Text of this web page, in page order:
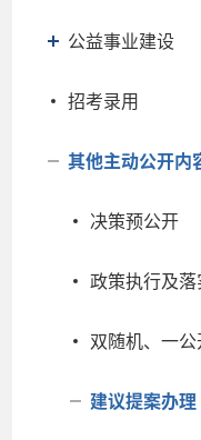
公益事业建设
招考录用
其他主动公开内
决策预公开
政策执行及
双随机、一公
建议提案办理